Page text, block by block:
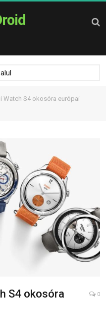
Watch S4 okosóra európai
S4 okosóra
0